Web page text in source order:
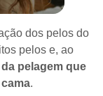
dos pelos do
pelos e, ao
pelagem que
.